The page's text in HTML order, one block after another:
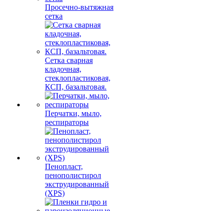
Просечно-вытяжная
сетка
Сетка сварная
кладочная,
стеклопластиковая,
КСП, базальтовая.
Перчатки, мыло,
респираторы
Пенопласт,
пенополистирол
экструдированный
(XPS)